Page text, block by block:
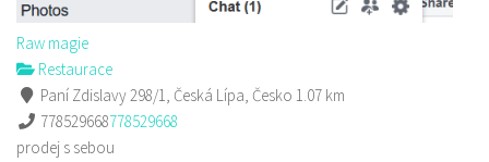
Raw magie
Restaurace
Paní Zdislavy 298/1, Česká Lípa, Česko 1.07 km
778529668778529668
prodej s sebou